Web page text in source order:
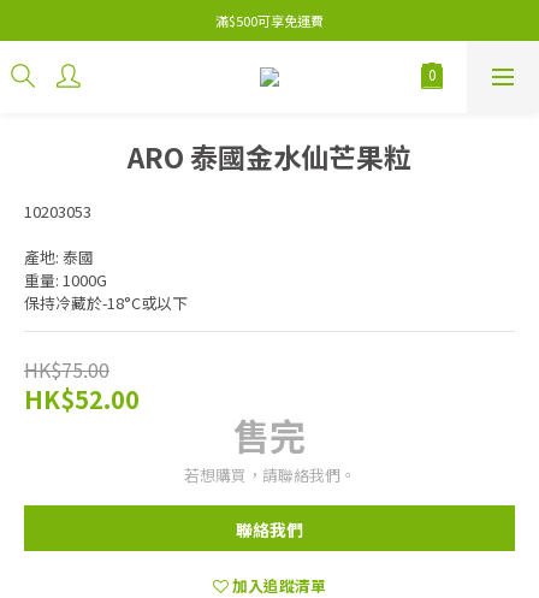
滿$500可享免運費
ARO 泰國金水仙芒果粒
10203053
產地: 泰國
重量: 1000G
保持冷藏於-18°C或以下
HK$75.00
HK$52.00
售完
若想購買，請聯絡我們。
聯絡我們
加入追蹤清單